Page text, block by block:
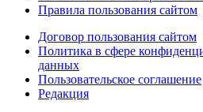
Правила пользования сайтом
Договор пользования сайтом
Политика в сфере
данных
Пользовательское соглашение
Редакция